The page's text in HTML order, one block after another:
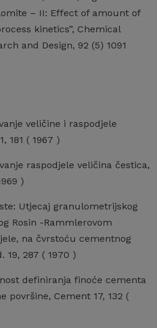
– II: Effect of amount of
kinetics”, Chemical
and Design, 92 (5) 1091
veličine i raspodjele
181 ( 1967 )
raspodjele veličina čestica,
)
Utjecaj granulometrijskog
Rosin -Rammlerovom
na čvrstoću cementnog
19, 287 ( 1970 )
definiranja finoće cementa
površine, Cement 17, 132 (